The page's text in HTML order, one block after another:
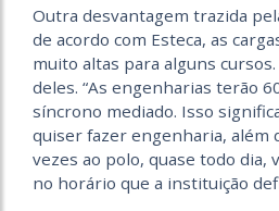
Outra desvantagem trazida
de acordo com Esteca, as
muito altas para alguns
deles. “As engenharias terão
síncrono mediado. Isso
quiser fazer engenharia, além
vezes ao polo, quase todo dia,
no horário que a instituição